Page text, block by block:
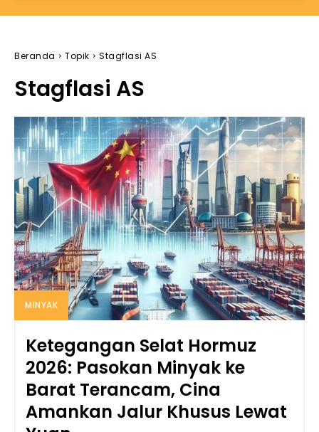
Beranda Topik Stagflasi AS
Stagflasi AS
MINYAK
Ketegangan Selat Hormuz
2026: Pasokan Minyak ke
Barat Terancam, Cina
Amankan Jalur Khusus Lewat